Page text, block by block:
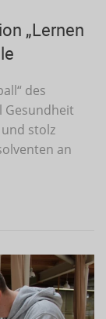
„Lernen
des
Gesundheit
stolz
an